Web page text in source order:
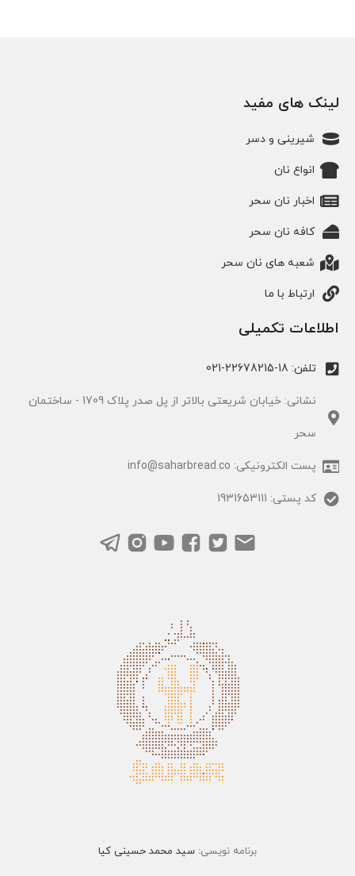
لینک های مفید
شیرینی و دسر
انواع نان
اخبار نان سحر
کافه نان سحر
شعبه های نان سحر
ارتباط با ما
اطلاعات تکمیلی
تلفن: 18-22678215-021
نشانی: خیابان شریعتی بالاتر از پل صدر پلاک 1709 - ساختمان
سحر
پست الکترونیکی: info@saharbread.co
کد پستی: 1931653111
برنامه نویسی:سید محمد حسینی کیا